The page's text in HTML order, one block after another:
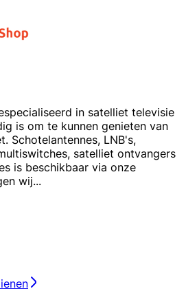
in satelliet televisie
is om te kunnen genieten van
Schotelantennes, LNB's,
satelliet ontvangers
is beschikbaar via onze
wij...